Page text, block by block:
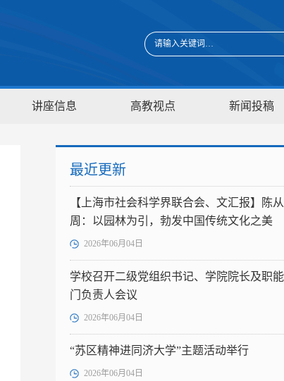
讲座信息 高教视点 新闻投稿
最近更新
【上海市社会科学界联合会、文汇报】陈从
周：以园林为引，勃发中国传统文化之美
2026年06月04日
学校召开二级党组织书记、学院院长及职
门负责人会议
2026年06月04日
“苏区精神进同济大学”主题活动举行
2026年06月04日